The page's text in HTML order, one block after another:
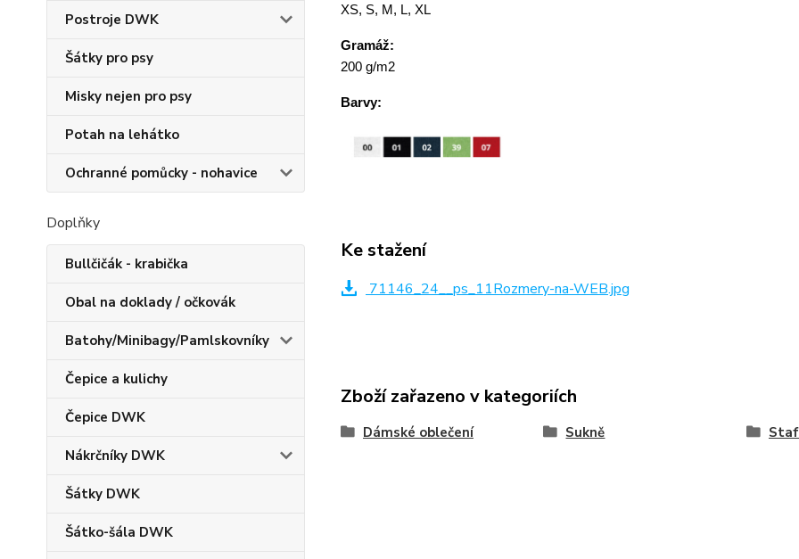
Postroje DWK
Šátky pro psy
Misky nejen pro psy
Potah na lehátko
Ochranné pomůcky - nohavice
Doplňky
Bullčičák - krabička
Obal na doklady / očkovák
Batohy/Minibagy/Pamlskovníky
Čepice a kulichy
Čepice DWK
Nákrčníky DWK
Šátky DWK
Šátko-šála DWK
XS, S, M, L, XL
Gramáž:
200 g/m2
Barvy:
Ke stažení
71146_24__ps_11Rozmery-na-WEB.jpg
Zboží zařazeno v kategoriích
Dámské oblečení Sukně